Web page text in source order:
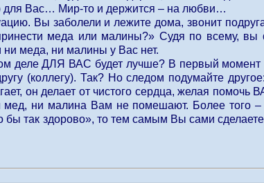
для Вас… Мир-то и держится – на любви…
Вы заболели и лежите дома, звонит
меда или малины?» Судя по всему, вы
меда, ни малины у Вас нет.
деле ДЛЯ ВАС будет лучше? В первый момент
(коллегу). Так? Но следом подумайте
он делает от чистого сердца, желая
мед, ни малина Вам не помешают. Более того –
бы так здорово», то тем самым Вы сами